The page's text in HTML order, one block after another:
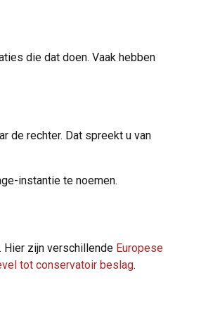
die dat doen. Vaak hebben
de rechter. Dat spreekt u van
instantie te noemen.
Hier zijn verschillende Europese
tot conservatoir beslag.